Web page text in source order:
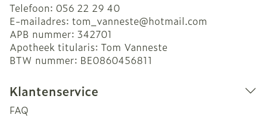
Telefoon: 056 22 29 40
E-mailadres: tom_vanneste@hotmail.com
APB nummer: 342701
Apotheek titularis: Tom Vanneste
BTW nummer: BE0860456811
Klantenservice
FAQ